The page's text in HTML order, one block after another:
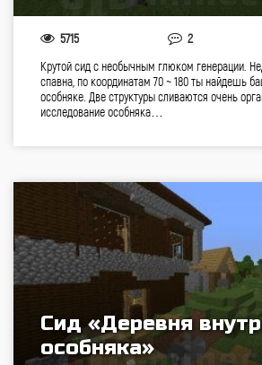
5715 2
Крутой сид с необычным глюком генерации.
спавна, по координатам 70 ~ 180 ты найдешь
особняке. Две структуры сливаются очень
исследование особняка…
Сид «Деревня
особняка»